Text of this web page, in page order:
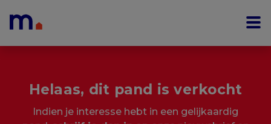
Helaas, dit pand is verkocht
Indien je interesse hebt in een gelijkaardig